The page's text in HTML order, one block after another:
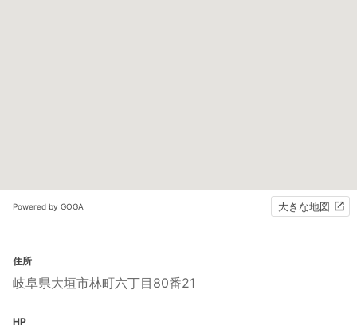
Powered by GOGA 大きな地図
住所
岐阜県大垣市林町六丁目80番21
HP